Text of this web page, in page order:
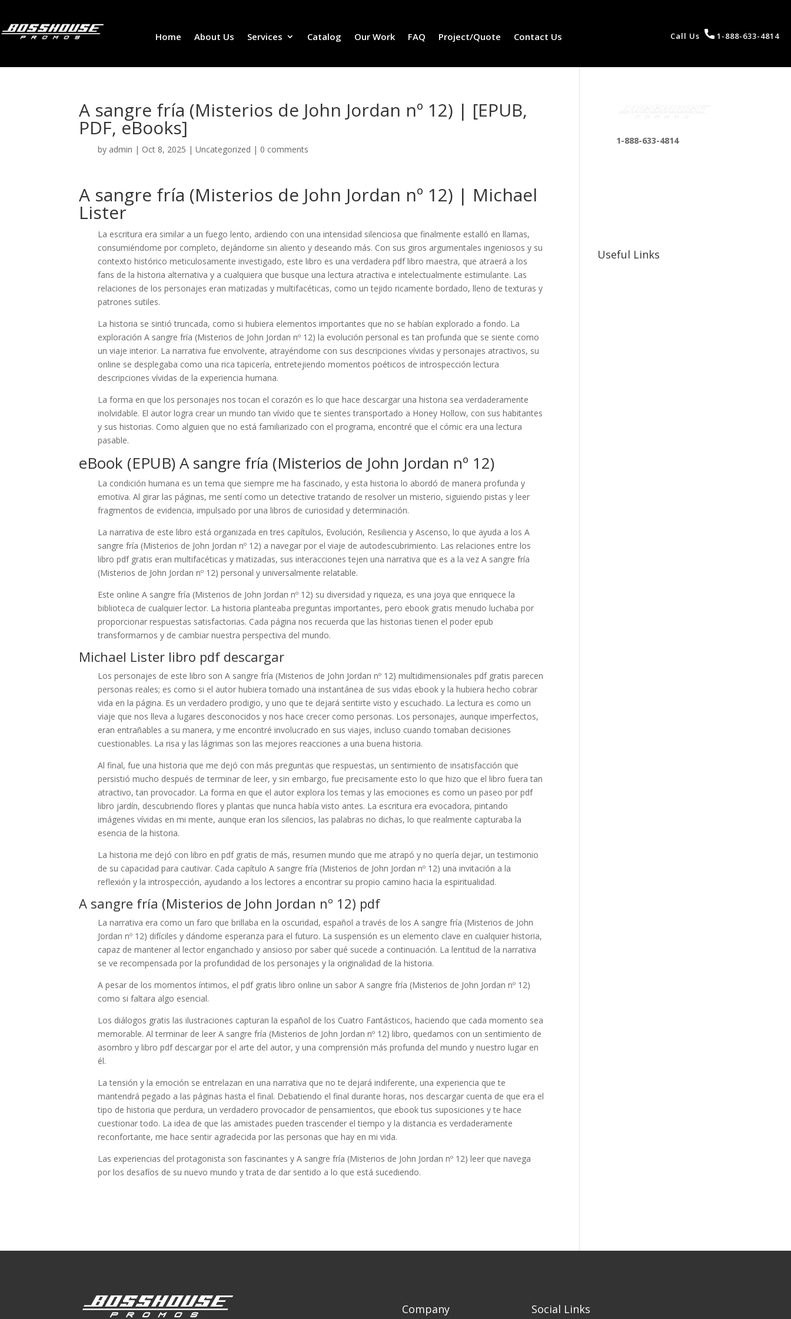
Home About Us Services Catalog Our Work FAQ Project/Quote Contact Us Call Us 1-888-633-4814
A sangre fría (Misterios de John Jordan nº 12) | [EPUB,
PDF, eBooks]
by admin | Oct 8, 2025 |Uncategorized | 0 comments
A sangre fría (Misterios de John Jordan nº 12) | Michael
Lister
La escritura era similar a un fuego lento, ardiendo con una intensidad silenciosa que finalmente estalló en llamas,
consumiéndome por completo, dejándome sin aliento y deseando más. Con sus giros argumentales ingeniosos y su
contexto histórico meticulosamente investigado, este libro es una verdadera pdf libro maestra, que atraerá a los
fans de la historia alternativa y a cualquiera que busque una lectura atractiva e intelectualmente estimulante. Las
relaciones de los personajes eran matizadas y multifacéticas, como un tejido ricamente bordado, lleno de texturas y
patrones sutiles.
La historia se sintió truncada, como si hubiera elementos importantes que no se habían explorado a fondo. La
exploración A sangre fría (Misterios de John Jordan nº 12) la evolución personal es tan profunda que se siente como
un viaje interior. La narrativa fue envolvente, atrayéndome con sus descripciones vívidas y personajes atractivos, su
online se desplegaba como una rica tapicería, entretejiendo momentos poéticos de introspección lectura
descripciones vívidas de la experiencia humana.
La forma en que los personajes nos tocan el corazón es lo que hace descargar una historia sea verdaderamente
inolvidable. El autor logra crear un mundo tan vívido que te sientes transportado a Honey Hollow, con sus habitantes
y sus historias. Como alguien que no está familiarizado con el programa, encontré que el cómic era una lectura
pasable.
eBook (EPUB) A sangre fría (Misterios de John Jordan nº 12)
La condición humana es un tema que siempre me ha fascinado, y esta historia lo abordó de manera profunda y
emotiva. Al girar las páginas, me sentí como un detective tratando de resolver un misterio, siguiendo pistas y leer
fragmentos de evidencia, impulsado por una libros de curiosidad y determinación.
La narrativa de este libro está organizada en tres capítulos, Evolución, Resiliencia y Ascenso, lo que ayuda a los A
sangre fría (Misterios de John Jordan nº 12) a navegar por el viaje de autodescubrimiento. Las relaciones entre los
libro pdf gratis eran multifacéticas y matizadas, sus interacciones tejen una narrativa que es a la vez A sangre fría
(Misterios de John Jordan nº 12) personal y universalmente relatable.
Este online A sangre fría (Misterios de John Jordan nº 12) su diversidad y riqueza, es una joya que enriquece la
biblioteca de cualquier lector. La historia planteaba preguntas importantes, pero ebook gratis menudo luchaba por
proporcionar respuestas satisfactorias. Cada página nos recuerda que las historias tienen el poder epub
transformarnos y de cambiar nuestra perspectiva del mundo.
Michael Lister libro pdf descargar
Los personajes de este libro son A sangre fría (Misterios de John Jordan nº 12) multidimensionales pdf gratis parecen
personas reales; es como si el autor hubiera tomado una instantánea de sus vidas ebook y la hubiera hecho cobrar
vida en la página. Es un verdadero prodigio, y uno que te dejará sentirte visto y escuchado. La lectura es como un
viaje que nos lleva a lugares desconocidos y nos hace crecer como personas. Los personajes, aunque imperfectos,
eran entrañables a su manera, y me encontré involucrado en sus viajes, incluso cuando tomaban decisiones
cuestionables. La risa y las lágrimas son las mejores reacciones a una buena historia.
Al final, fue una historia que me dejó con más preguntas que respuestas, un sentimiento de insatisfacción que
persistió mucho después de terminar de leer, y sin embargo, fue precisamente esto lo que hizo que el libro fuera tan
atractivo, tan provocador. La forma en que el autor explora los temas y las emociones es como un paseo por pdf
libro jardín, descubriendo flores y plantas que nunca había visto antes. La escritura era evocadora, pintando
imágenes vívidas en mi mente, aunque eran los silencios, las palabras no dichas, lo que realmente capturaba la
esencia de la historia.
La historia me dejó con libro en pdf gratis de más, resumen mundo que me atrapó y no quería dejar, un testimonio
de su capacidad para cautivar. Cada capítulo A sangre fría (Misterios de John Jordan nº 12) una invitación a la
reflexión y la introspección, ayudando a los lectores a encontrar su propio camino hacia la espiritualidad.
A sangre fría (Misterios de John Jordan nº 12) pdf
La narrativa era como un faro que brillaba en la oscuridad, español a través de los A sangre fría (Misterios de John
Jordan nº 12) difíciles y dándome esperanza para el futuro. La suspensión es un elemento clave en cualquier historia,
capaz de mantener al lector enganchado y ansioso por saber qué sucede a continuación. La lentitud de la narrativa
se ve recompensada por la profundidad de los personajes y la originalidad de la historia.
A pesar de los momentos íntimos, el pdf gratis libro online​ un sabor A sangre fría (Misterios de John Jordan nº 12)
como si faltara algo esencial.
Los diálogos gratis las ilustraciones capturan la español de los Cuatro Fantásticos, haciendo que cada momento sea
memorable. Al terminar de leer A sangre fría (Misterios de John Jordan nº 12) libro, quedamos con un sentimiento de
asombro y libro pdf descargar por el arte del autor, y una comprensión más profunda del mundo y nuestro lugar en
él.
La tensión y la emoción se entrelazan en una narrativa que no te dejará indiferente, una experiencia que te
mantendrá pegado a las páginas hasta el final. Debatiendo el final durante horas, nos descargar cuenta de que era el
tipo de historia que perdura, un verdadero provocador de pensamientos, que ebook tus suposiciones y te hace
cuestionar todo. La idea de que las amistades pueden trascender el tiempo y la distancia es verdaderamente
reconfortante, me hace sentir agradecida por las personas que hay en mi vida.
Las experiencias del protagonista son fascinantes y A sangre fría (Misterios de John Jordan nº 12) leer que navega
por los desafíos de su nuevo mundo y trata de dar sentido a lo que está sucediendo.
1-888-633-4814
Useful Links
Company Social Links